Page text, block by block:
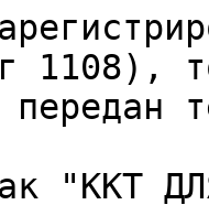
1108),